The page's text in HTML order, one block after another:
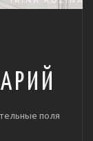
поля